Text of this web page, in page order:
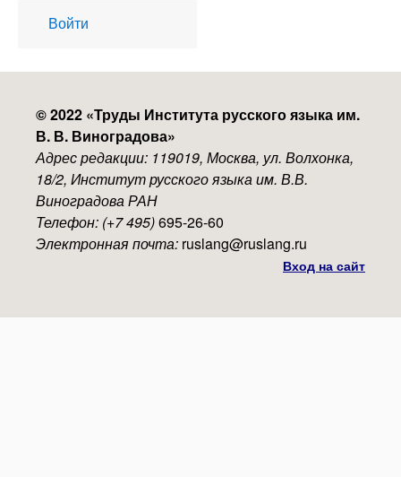
User
account
Войти
© 2022 «Труды Института русского языка им.
В. В. Виноградова»
Адрес редакции: 119019, Москва, ул. Волхонка,
18/2, Институт русского языка им. В.В.
Виноградова РАН
Телефон: (+7 495)695-26-60
Электронная почта: ruslang@ruslang.ru
Вход на сайт